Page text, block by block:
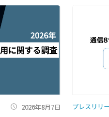
2026年8月7日 プレスリリ